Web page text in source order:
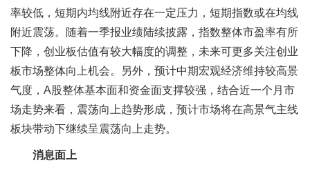
率较低，短期内均线附近存在一定压力，短期指数或在均线
附近震荡。随着一季报业绩陆续披露，指数整体市盈率有所
下降，创业板估值有较大幅度的调整，未来可更多关注创业
板市场整体向上机会。另外，预计中期宏观经济维持较高景
气度，A股整体基本面和资金面支撑较强，结合近一个月市
场走势来看，震荡向上趋势形成，预计市场将在高景气主线
板块带动下继续呈震荡向上走势。
消息面上